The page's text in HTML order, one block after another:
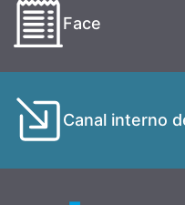
Face
Canal interno